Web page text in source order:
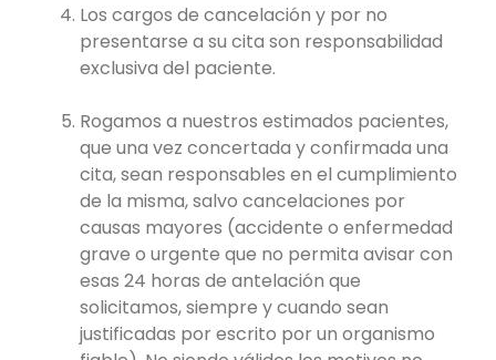
Los cargos de cancelación y por no
presentarse a su cita son responsabilidad
exclusiva del paciente.
Rogamos a nuestros estimados pacientes,
que una vez concertada y confirmada una
cita, sean responsables en el cumplimiento
de la misma, salvo cancelaciones por
causas mayores (accidente o enfermedad
grave o urgente que no permita avisar con
esas 24 horas de antelación que
solicitamos, siempre y cuando sean
justificadas por escrito por un organismo